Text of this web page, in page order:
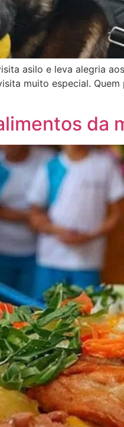
asilo e leva alegria
muito especial.
da